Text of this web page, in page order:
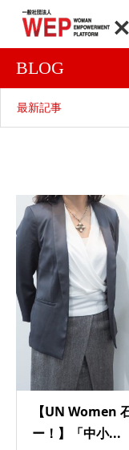
BLOG
最新記事
【UN Women
ー！】「中小...